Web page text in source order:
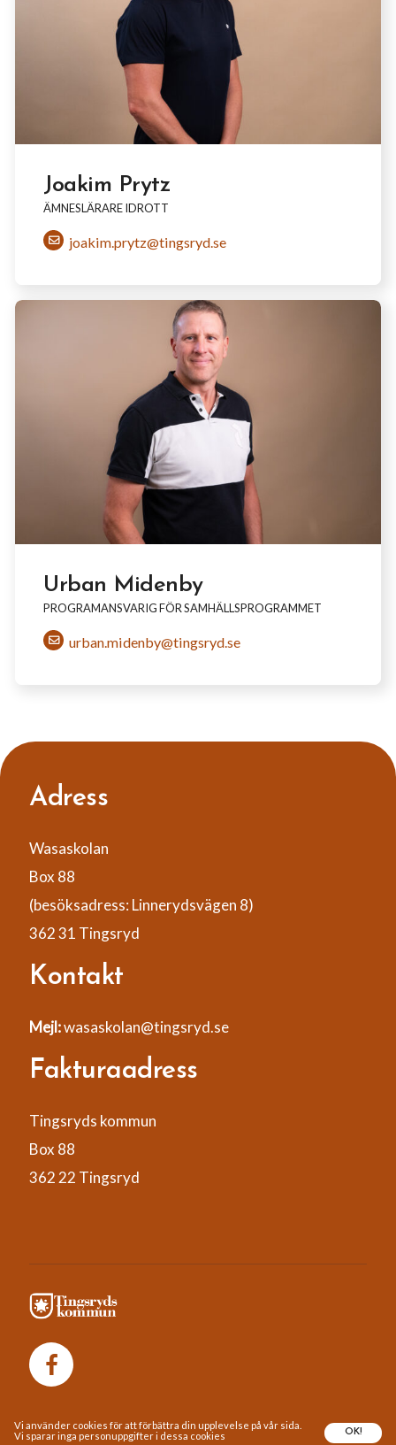
Joakim Prytz
ÄMNESLÄRARE IDROTT
joakim.prytz@tingsryd.se
Urban Midenby
PROGRAMANSVARIG FÖR SAMHÄLLSPROGRAMMET
urban.midenby@tingsryd.se
Adress
Wasaskolan
Box 88
(besöksadress: Linnerydsvägen 8)
362 31 Tingsryd
Kontakt
Mejl:wasaskolan@tingsryd.se
Fakturaadress
Tingsryds kommun
Box 88
362 22 Tingsryd
Vi använder cookies för att förbättra din upplevelse på vår sida.
Vi sparar inga personuppgifter i dessa cookies
OK!